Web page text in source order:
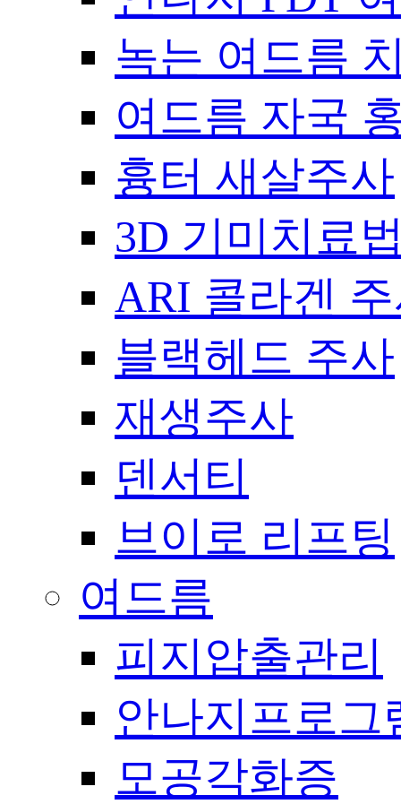
녹는 여드름
여드름 자국
흉터 새살주사
3D 기미치료
ARI 콜라겐
블랙헤드 주사
재생주사
덴서티
브이로 리프팅
여드름
피지압출관리
안나지프로그
모공각화증